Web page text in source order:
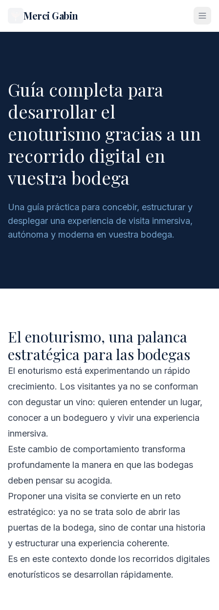
Merci Gabin
Guía completa para
desarrollar el
enoturismo gracias a un
recorrido digital en
vuestra bodega
Una guía práctica para concebir, estructurar y
desplegar una experiencia de visita inmersiva,
autónoma y moderna en vuestra bodega.
El enoturismo, una palanca
estratégica para las bodegas
El enoturismo está experimentando un rápido
crecimiento. Los visitantes ya no se conforman
con degustar un vino: quieren entender un lugar,
conocer a un bodeguero y vivir una experiencia
inmersiva.
Este cambio de comportamiento transforma
profundamente la manera en que las bodegas
deben pensar su acogida.
Proponer una visita se convierte en un reto
estratégico: ya no se trata solo de abrir las
puertas de la bodega, sino de contar una historia
y estructurar una experiencia coherente.
Es en este contexto donde los recorridos digitales
enoturísticos se desarrollan rápidamente.